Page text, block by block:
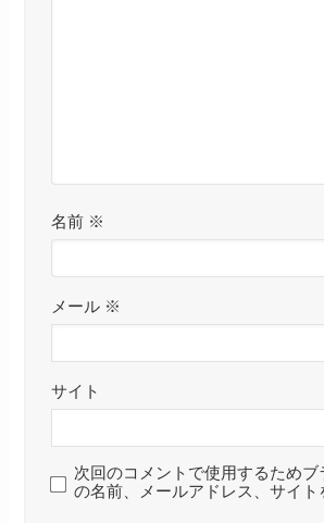
名前 ※
メール ※
サイト
次回のコメントで使用するためブ
の名前、メールアドレス、サイト